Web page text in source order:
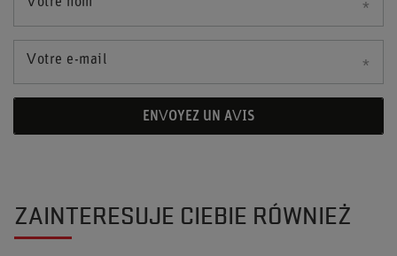
Votre e-mail
ENVOYEZ UN AVIS
ZAINTERESUJE CIEBIE RÓWNIEŻ